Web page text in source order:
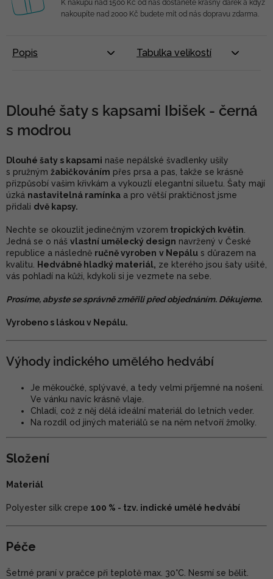
K nákupu nad 1500 Kč od nás dostanete krásný dárek a když
nakoupíte nad 2000 Kč budete mít od nás dopravu zdarma.
Popis Tabulka velikostí
Dlouhé šaty s kapsami Ibišek - černá
s modrou
Dlouhé šaty s kapsami naše nepálské švadlenky ušily
s pružným žabičkováním přes prsa a pas, takže se krásně
přizpůsobí vašim křivkám a vykouzlí elegantní siluetu. Šaty mají
úzká nastavitelná ramínka a pro větší praktičnost jsme
přidali dvě kapsy.
Nechte se okouzlit jedinečným vzorem tropických květin
Jedná se o náš vlastní umělecký design navržený v České
republice a následně ručně vyroben v Nepálu s důrazem na
kvalitu.
Hedvábně hladký materiál, ze kterého jsou šaty ušité,
vás pohladí na kůži, kdykoli si je vezmete na sebe.
Prosíme, abyste se správně změřili před objednáním. Děkujeme.
Vyrobeno s láskou v Nepálu.
Výhody indického umělého hedvábí
Je měkoučké, splývavé, a tedy velmi příjemné na nošení.
Ve vánku navíc krásně vlaje.
Chladí, což z něj dělá ideální materiál do letních veder.
Na rozdíl od jiných materiálů se na něm netvoří žmolky.
Složení
Materiál
Polyester silk crepe 100 % - tzv. indické umělé hedvábí
Péče
Šetrné praní v pračce při teplotě max. 30°C. Nesmí se bělit.